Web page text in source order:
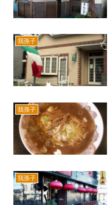
我孫子
我孫子
我孫子